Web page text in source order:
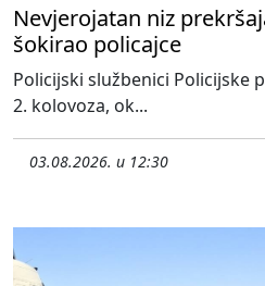
Nevjerojatan niz
šokirao policajce
Policijski službenici Policijske
2. kolovoza, ok...
03.08.2026. u 12:30